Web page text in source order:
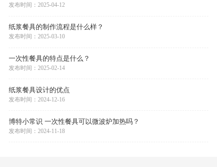
发布时间：2025-04-12
纸浆餐具的制作流程是什么样？
发布时间：2025-03-10
一次性餐具的特点是什么？
发布时间：2025-02-14
纸浆餐具设计的优点
发布时间：2024-12-16
博特小常识 一次性餐具可以微波炉加热吗？
发布时间：2024-11-18